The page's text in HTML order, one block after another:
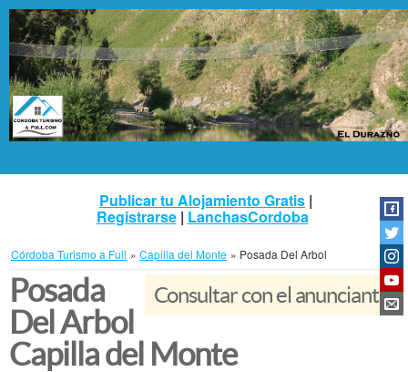
Publicar tu Alojamiento Gratis |
Registrarse| LanchasCordoba
Córdoba Turismo a Full » Capilla del Monte » Posada Del Arbol
Consultar con el anunciante
Posada
Del Arbol
Capilla del Monte